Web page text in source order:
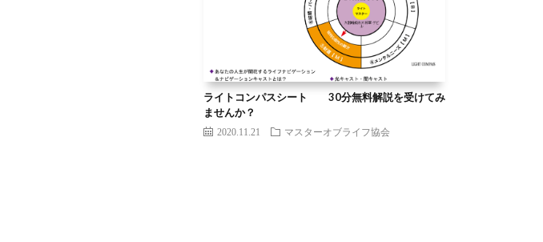
ライトコンパスシート 30分無料解説を受けてみ
ませんか？
2020.11.21 マスターオブライフ協会